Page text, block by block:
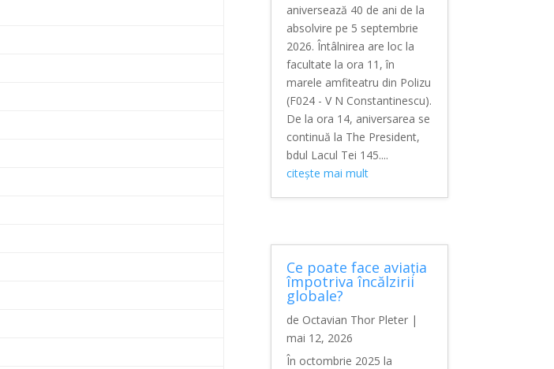
aniversează 40 de ani de la
absolvire pe 5 septembrie
2026. Întâlnirea are loc la
facultate la ora 11, în
marele amfiteatru din Polizu
(F024 - V N Constantinescu).
De la ora 14, aniversarea se
continuă la The President,
bdul Lacul Tei 145....
citește mai mult
Ce poate face aviația
împotriva încălzirii
globale?
de Octavian Thor Pleter |
mai 12, 2026
În octombrie 2025 la